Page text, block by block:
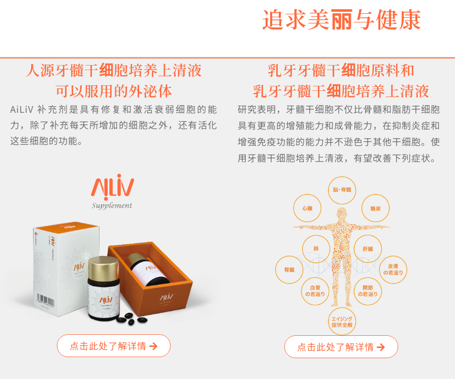
追求美丽与健康
人源牙髓干细胞培养上清液
可以服用的外泌体
AiLiV 补充剂是具有修复和激活衰弱细胞的能
力，除了补充每天所增加的细胞之外，还有活化
这些细胞的功能。
点击此处了解详情
乳牙牙髓干细胞原料和
乳牙牙髓干细胞培养上清液
研究表明，牙髓干细胞不仅比骨髓和脂肪干细胞
具有更高的增殖能力和成骨能力，在抑制炎症和
增强免疫功能的能力并不逊色于其他干细胞。使
用牙髓干细胞培养上清液，有望改善下列症状。
点击此处了解详情